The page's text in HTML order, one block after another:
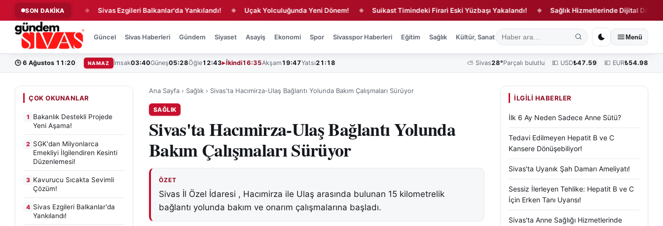
SON DAKİKA
Sevimli Çözüm! ◆ Sivas Ezgileri Balkanlar'da Yankılandı! ◆ Uçak Yolculuğunda Yeni Dönem! ◆ Suikast Timindeki Firari Eski Yüzbaşı Yakalandı! ◆ Sağlık Hizmetlerinde Dijital Dönüşüm!
Güncel Sivas Haberleri Gündem Siyaset Asayiş Ekonomi Spor Sivasspor Haberleri Eğitim Sağlık Kültür, Sanat ve Tarih Yaşam Sivas Vefat Edenler Köşe
Menü
🕒 6 Ağustos 11:20 NAMAZ İmsak03:40Güneş05:28Öğle12:43 İkindi16:35Akşam 19:47Yatsı21:18 ⛅ Sivas28°Parçalı bulutlu 💵 USD₺47.59 💶 EUR₺54.98
ÇOK OKUNANLAR
1 Bakanlık Destekli Projede
Yeni Aşama!
2 SGK'dan Milyonlarca
Emekliyi İlgilendiren Kesinti
Düzenlemesi!
3 Kavurucu Sıcakta Sevimli
Çözüm!
4 Sivas Ezgileri Balkanlar'da
Yankılandı!
Ana Sayfa › Sağlık › Sivas'ta Hacımirza-Ulaş Bağlantı Yolunda Bakım Çalışmaları Sürüyor
SAĞLIK
Sivas'ta Hacımirza-Ulaş Bağlantı Yolunda
Bakım Çalışmaları Sürüyor
ÖZET
Sivas İl Özel İdaresi , Hacımirza ile Ulaş arasında bulunan 15 kilometrelik
bağlantı yolunda bakım ve onarım çalışmalarına başladı.
İLGILI HABERLER
İlk 6 Ay Neden Sadece Anne Sütü?
Tedavi Edilmeyen Hepatit B ve C
Kansere Dönüşebiliyor!
Sivas'ta Uyanık Şah Damarı Ameliyatı!
Sessiz İlerleyen Tehlike: Hepatit B ve C
İçin Erken Tanı Uyarısı!
Sivas'ta Anne Sağlığı Hizmetlerinde